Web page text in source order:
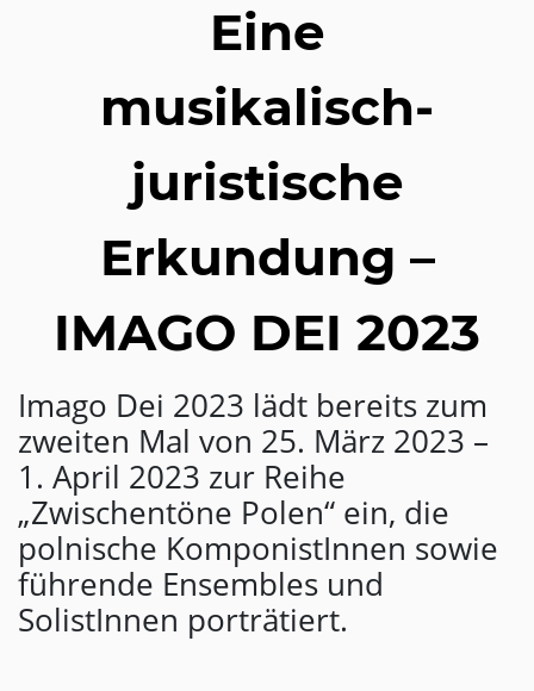
Eine
musikalisch-
juristische
Erkundung –
IMAGO DEI 2023
Imago Dei 2023 lädt bereits zum
zweiten Mal von 25. März 2023 –
1. April 2023 zur Reihe
„Zwischentöne Polen“ ein, die
polnische KomponistInnen sowie
führende Ensembles und
SolistInnen porträtiert.